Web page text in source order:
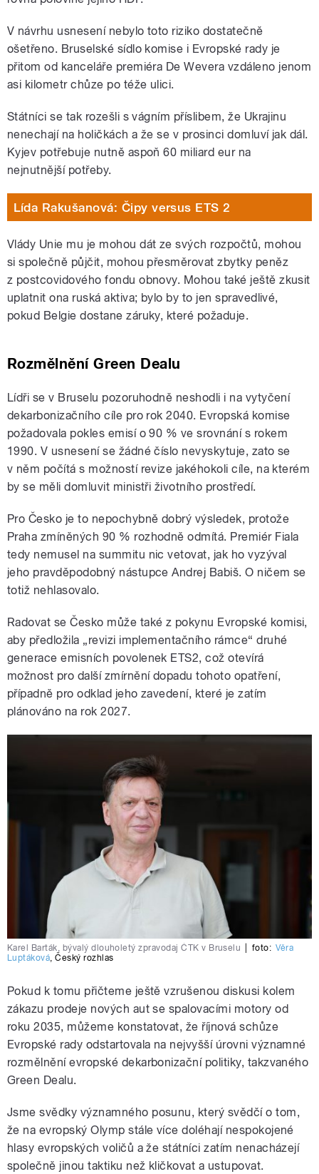
V návrhu usnesení nebylo toto riziko dostatečně
ošetřeno. Bruselské sídlo komise i Evropské rady je
přitom od kanceláře premiéra De Wevera vzdáleno jenom
asi kilometr chůze po téže ulici.
Státníci se tak rozešli s vágním příslibem, že Ukrajinu
nenechají na holičkách a že se v prosinci domluví jak dál.
Kyjev potřebuje nutně aspoň 60 miliard eur na
nejnutnější potřeby.
Lída Rakušanová: Čipy versus ETS 2
Vlády Unie mu je mohou dát ze svých rozpočtů, mohou
si společně půjčit, mohou přesměrovat zbytky peněz
z postcovidového fondu obnovy. Mohou také ještě zkusit
uplatnit ona ruská aktiva; bylo by to jen spravedlivé,
pokud Belgie dostane záruky, které požaduje.
Rozmělnění Green Dealu
Lídři se v Bruselu pozoruhodně neshodli i na vytyčení
dekarbonizačního cíle pro rok 2040. Evropská komise
požadovala pokles emisí o 90 % ve srovnání s rokem
1990. V usnesení se žádné číslo nevyskytuje, zato se
v něm počítá s možností revize jakéhokoli cíle, na kterém
by se měli domluvit ministři životního prostředí.
Pro Česko je to nepochybně dobrý výsledek, protože
Praha zmíněných 90 % rozhodně odmítá. Premiér Fiala
tedy nemusel na summitu nic vetovat, jak ho vyzýval
jeho pravděpodobný nástupce Andrej Babiš. O ničem se
totiž nehlasovalo.
Radovat se Česko může také z pokynu Evropské komisi,
aby předložila „revizi implementačního rámce“ druhé
generace emisních povolenek ETS2, což otevírá
možnost pro další zmírnění dopadu tohoto opatření,
případně pro odklad jeho zavedení, které je zatím
plánováno na rok 2027.
Karel Barták, bývalý dlouholetý zpravodaj ČTK v Bruselu foto: Věra
Luptáková ,Český rozhlas
Pokud k tomu přičteme ještě vzrušenou diskusi kolem
zákazu prodeje nových aut se spalovacími motory od
roku 2035, můžeme konstatovat, že říjnová schůze
Evropské rady odstartovala na nejvyšší úrovni významné
rozmělnění evropské dekarbonizační politiky, takzvaného
Green Dealu.
Jsme svědky významného posunu, který svědčí o tom,
že na evropský Olymp stále více doléhají nespokojené
hlasy evropských voličů a že státníci zatím nenacházejí
společně jinou taktiku než kličkovat a ustupovat.